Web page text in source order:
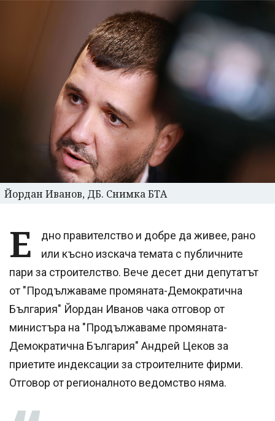
Йордан Иванов, ДБ. Снимка БТА
Е
дно правителство и добре да живее, рано
или късно изскача темата с публичните
пари за строителство. Вече десет дни депутатът
от "Продължаваме промяната-Демократична
България" Йордан Иванов чака отговор от
министъра на "Продължаваме промяната-
Демократична България" Андрей Цеков за
приетите индексации за строителните фирми.
Отговор от регионалното ведомство няма.